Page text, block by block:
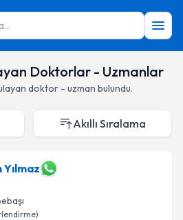
Doktorlar - Uzmanlar
doktor - uzman bulundu.
Akıllı Sıralama